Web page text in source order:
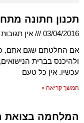
תכנון חתונה
03/04/2016
אין תגובות
אם החלטתם שגם אתם,
ולהיכנס בברית
עכשיו. אין כל טעם
המשך קריאה »
המלחמה בצואת